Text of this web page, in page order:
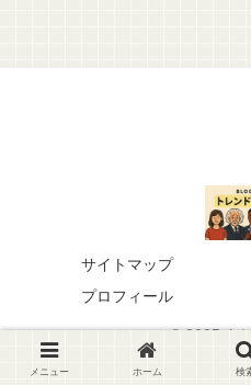
サイトマップ
プロフィール
© 2025 ト
メニュー ホーム 検